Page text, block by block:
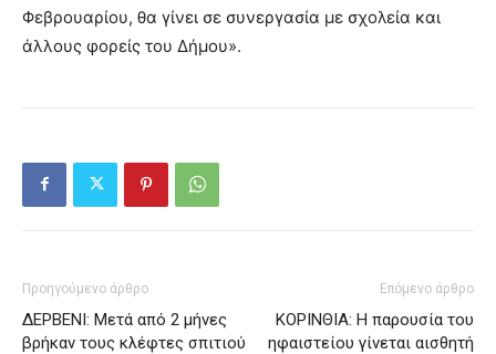
Φεβρουαρίου, θα γίνει σε συνεργασία με σχολεία και
άλλους φορείς του Δήμου».
Προηγούμενο άρθρο
ΔΕΡΒΕΝΙ: Μετά από 2 μήνες
βρήκαν τους κλέφτες σπιτιού
Επόμενο άρθρο
ΚΟΡΙΝΘΙΑ: Η παρουσία του
ηφαιστείου γίνεται αισθητή